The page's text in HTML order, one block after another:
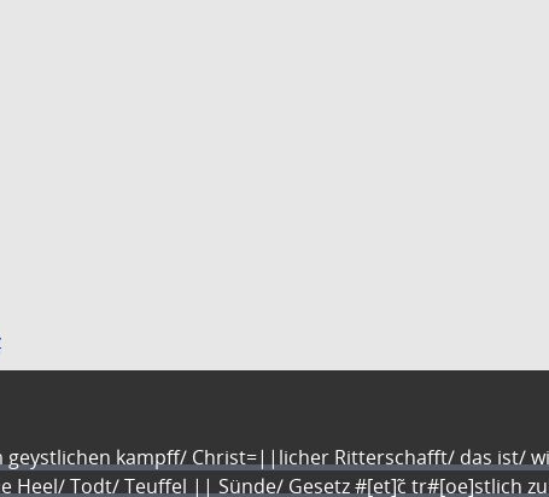
kampff/ Christ=||licher Ritterschafft/ das ist/
Heel/ Todt/ Teuffel || Sünde/ Gesetz #[et]c̃ tr#[oe]stlich